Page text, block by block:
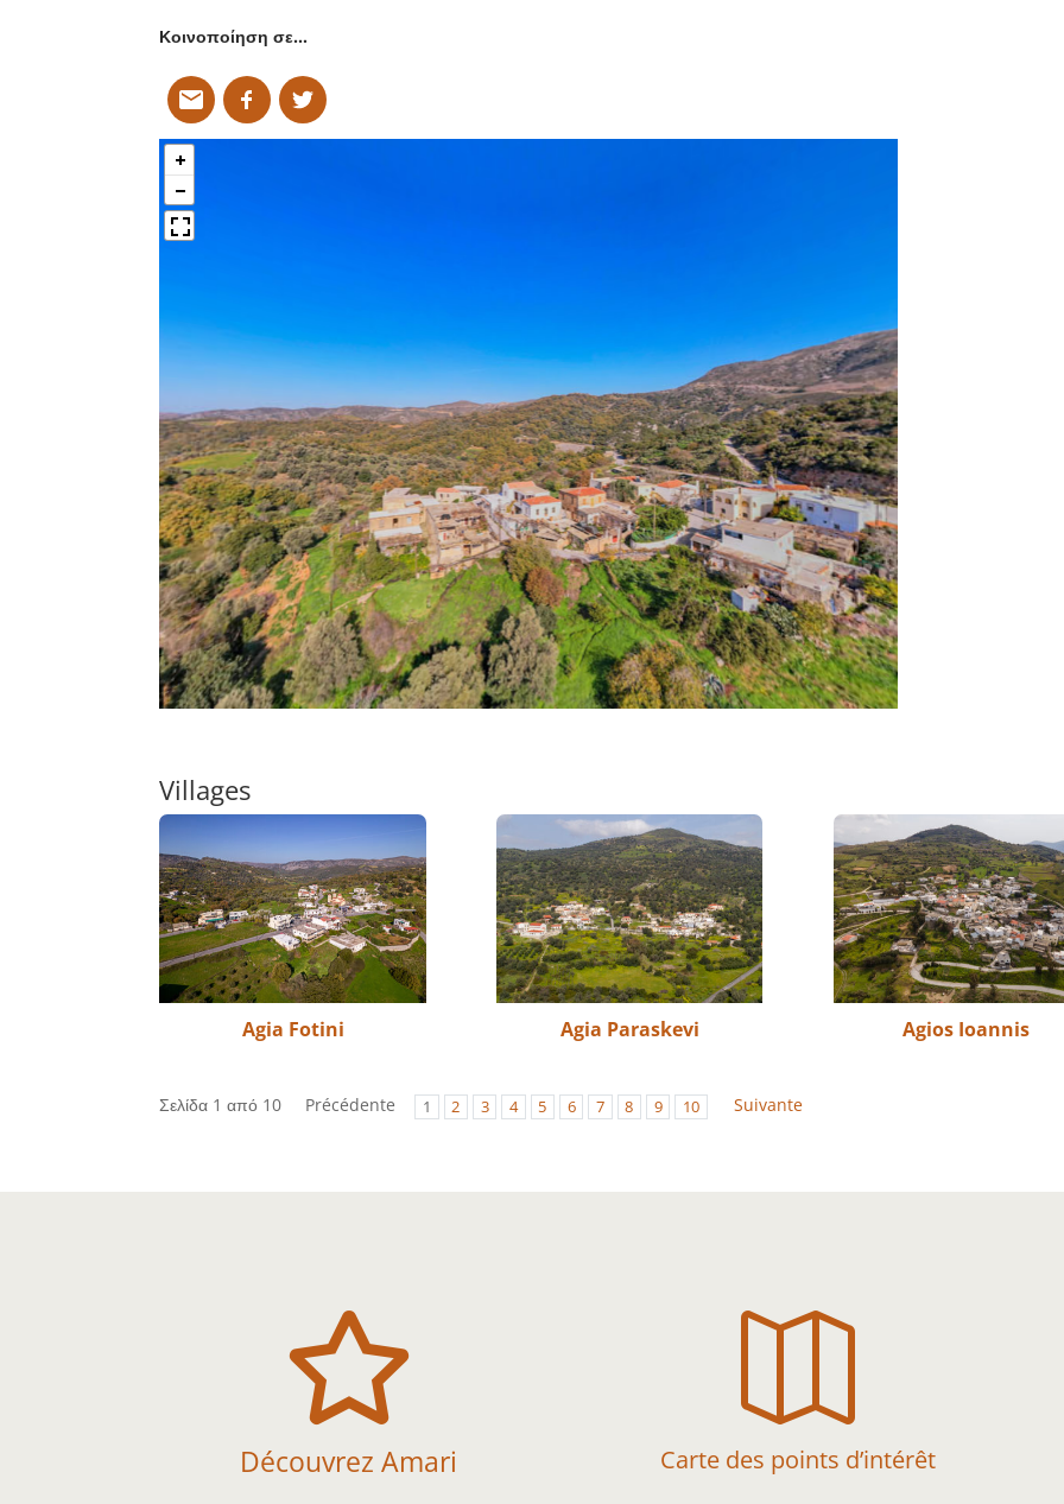
Κοινοποίηση σε…
Villages
Agia Fotini Agia Paraskevi Agios Ioannis
Σελίδα 1 από 10 Précédente 1 2 3 4 5 6 7 8 9 10 Suivante

Découvrez Amari

Carte des points d’intérêt